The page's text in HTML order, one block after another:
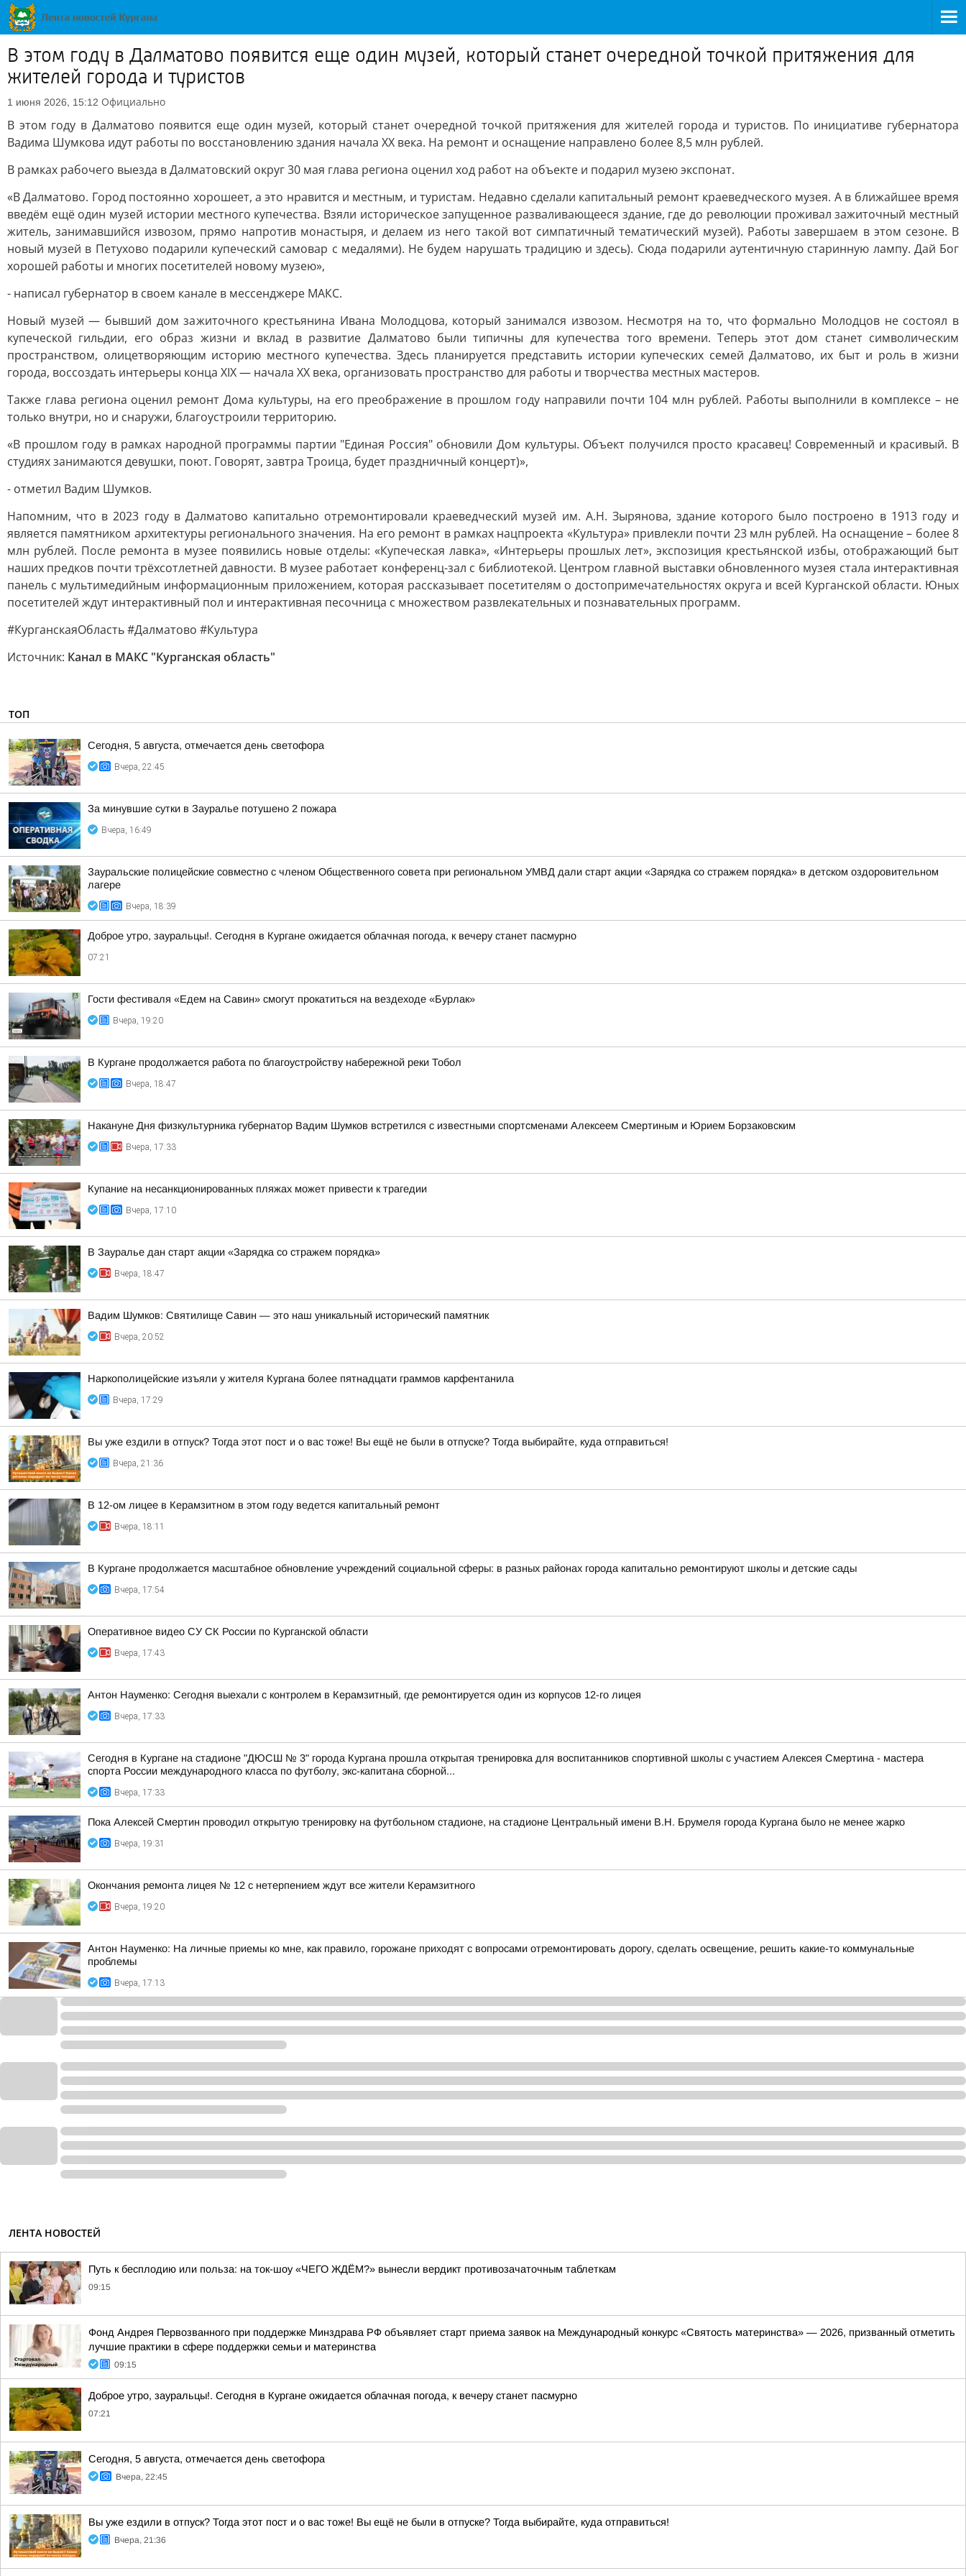
В этом году в Далматово появится еще один музей, который станет очередной точкой притяжения для
жителей города и туристов
1 июня 2026, 15:12 Официально
В этом году в Далматово появится еще один музей, который станет очередной точкой притяжения для жителей города и туристов. По инициативе губернатора
Вадима Шумкова идут работы по восстановлению здания начала XX века. На ремонт и оснащение направлено более 8,5 млн рублей.
В рамках рабочего выезда в Далматовский округ 30 мая глава региона оценил ход работ на объекте и подарил музею экспонат.
«В Далматово. Город постоянно хорошеет, а это нравится и местным, и туристам. Недавно сделали капитальный ремонт краеведческого музея. А в ближайшее время
введём ещё один музей истории местного купечества. Взяли историческое запущенное разваливающееся здание, где до революции проживал зажиточный местный
житель, занимавшийся извозом, прямо напротив монастыря, и делаем из него такой вот симпатичный тематический музей). Работы завершаем в этом сезоне. В
новый музей в Петухово подарили купеческий самовар с медалями). Не будем нарушать традицию и здесь). Сюда подарили аутентичную старинную лампу. Дай Бог
хорошей работы и многих посетителей новому музею»,
- написал губернатор в своем канале в мессенджере МАКС.
Новый музей — бывший дом зажиточного крестьянина Ивана Молодцова, который занимался извозом. Несмотря на то, что формально Молодцов не состоял в
купеческой гильдии, его образ жизни и вклад в развитие Далматово были типичны для купечества того времени. Теперь этот дом станет символическим
пространством, олицетворяющим историю местного купечества. Здесь планируется представить истории купеческих семей Далматово, их быт и роль в жизни
города, воссоздать интерьеры конца XIX — начала XX века, организовать пространство для работы и творчества местных мастеров.
Также глава региона оценил ремонт Дома культуры, на его преображение в прошлом году направили почти 104 млн рублей. Работы выполнили в комплексе – не
только внутри, но и снаружи, благоустроили территорию.
«В прошлом году в рамках народной программы партии "Единая Россия" обновили Дом культуры. Объект получился просто красавец! Современный и красивый. В
студиях занимаются девушки, поют. Говорят, завтра Троица, будет праздничный концерт)»,
- отметил Вадим Шумков.
Напомним, что в 2023 году в Далматово капитально отремонтировали краеведческий музей им. А.Н. Зырянова, здание которого было построено в 1913 году и
является памятником архитектуры регионального значения. На его ремонт в рамках нацпроекта «Культура» привлекли почти 23 млн рублей. На оснащение – более 8
млн рублей. После ремонта в музее появились новые отделы: «Купеческая лавка», «Интерьеры прошлых лет», экспозиция крестьянской избы, отображающий быт
наших предков почти трёхсотлетней давности. В музее работает конференц-зал с библиотекой. Центром главной выставки обновленного музея стала интерактивная
панель с мультимедийным информационным приложением, которая рассказывает посетителям о достопримечательностях округа и всей Курганской области. Юных
посетителей ждут интерактивный пол и интерактивная песочница с множеством развлекательных и познавательных программ.
#КурганскаяОбласть #Далматово #Культура
Источник: Канал в МАКС "Курганская область"
ТОП
Сегодня, 5 августа, отмечается день светофора
Вчера, 22:45
За минувшие сутки в Зауралье потушено 2 пожара
Вчера, 16:49
Зауральские полицейские совместно с членом Общественного совета при региональном УМВД дали старт акции «Зарядка со стражем порядка» в детском оздоровительном
лагере
Вчера, 18:39
Доброе утро, зауральцы!. Сегодня в Кургане ожидается облачная погода, к вечеру станет пасмурно
07:21
Гости фестиваля «Едем на Савин» смогут прокатиться на вездеходе «Бурлак»
Вчера, 19:20
В Кургане продолжается работа по благоустройству набережной реки Тобол
Вчера, 18:47
Накануне Дня физкультурника губернатор Вадим Шумков встретился с известными спортсменами Алексеем Смертиным и Юрием Борзаковским
Вчера, 17:33
Купание на несанкционированных пляжах может привести к трагедии
Вчера, 17:10
В Зауралье дан старт акции «Зарядка со стражем порядка»
Вчера, 18:47
Вадим Шумков: Святилище Савин — это наш уникальный исторический памятник
Вчера, 20:52
Наркополицейские изъяли у жителя Кургана более пятнадцати граммов карфентанила
Вчера, 17:29
Вы уже ездили в отпуск? Тогда этот пост и о вас тоже! Вы ещё не были в отпуске? Тогда выбирайте, куда отправиться!
Вчера, 21:36
В 12-ом лицее в Керамзитном в этом году ведется капитальный ремонт
Вчера, 18:11
В Кургане продолжается масштабное обновление учреждений социальной сферы: в разных районах города капитально ремонтируют школы и детские сады
Вчера, 17:54
Оперативное видео СУ СК России по Курганской области
Вчера, 17:43
Антон Науменко: Сегодня выехали с контролем в Керамзитный, где ремонтируется один из корпусов 12-го лицея
Вчера, 17:33
Сегодня в Кургане на стадионе "ДЮСШ № 3" города Кургана прошла открытая тренировка для воспитанников спортивной школы с участием Алексея Смертина - мастера
спорта России международного класса по футболу, экс-капитана сборной...
Вчера, 17:33
Пока Алексей Смертин проводил открытую тренировку на футбольном стадионе, на стадионе Центральный имени В.Н. Брумеля города Кургана было не менее жарко
Вчера, 19:31
Окончания ремонта лицея № 12 с нетерпением ждут все жители Керамзитного
Вчера, 19:20
Антон Науменко: На личные приемы ко мне, как правило, горожане приходят с вопросами отремонтировать дорогу, сделать освещение, решить какие-то коммунальные
проблемы
Вчера, 17:13
ЛЕНТА НОВОСТЕЙ
Путь к бесплодию или польза: на ток-шоу «ЧЕГО ЖДЁМ?» вынесли вердикт противозачаточным таблеткам
09:15
Фонд Андрея Первозванного при поддержке Минздрава РФ объявляет старт приема заявок на Международный конкурс «Святость материнства» — 2026, призванный отметить
лучшие практики в сфере поддержки семьи и материнства
09:15
Доброе утро, зауральцы!. Сегодня в Кургане ожидается облачная погода, к вечеру станет пасмурно
07:21
Сегодня, 5 августа, отмечается день светофора
Вчера, 22:45
Вы уже ездили в отпуск? Тогда этот пост и о вас тоже! Вы ещё не были в отпуске? Тогда выбирайте, куда отправиться!
Вчера, 21:36